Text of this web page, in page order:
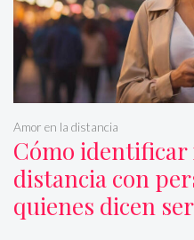
Cómo identificar
distancia con
quienes dicen ser
Amor en la distancia